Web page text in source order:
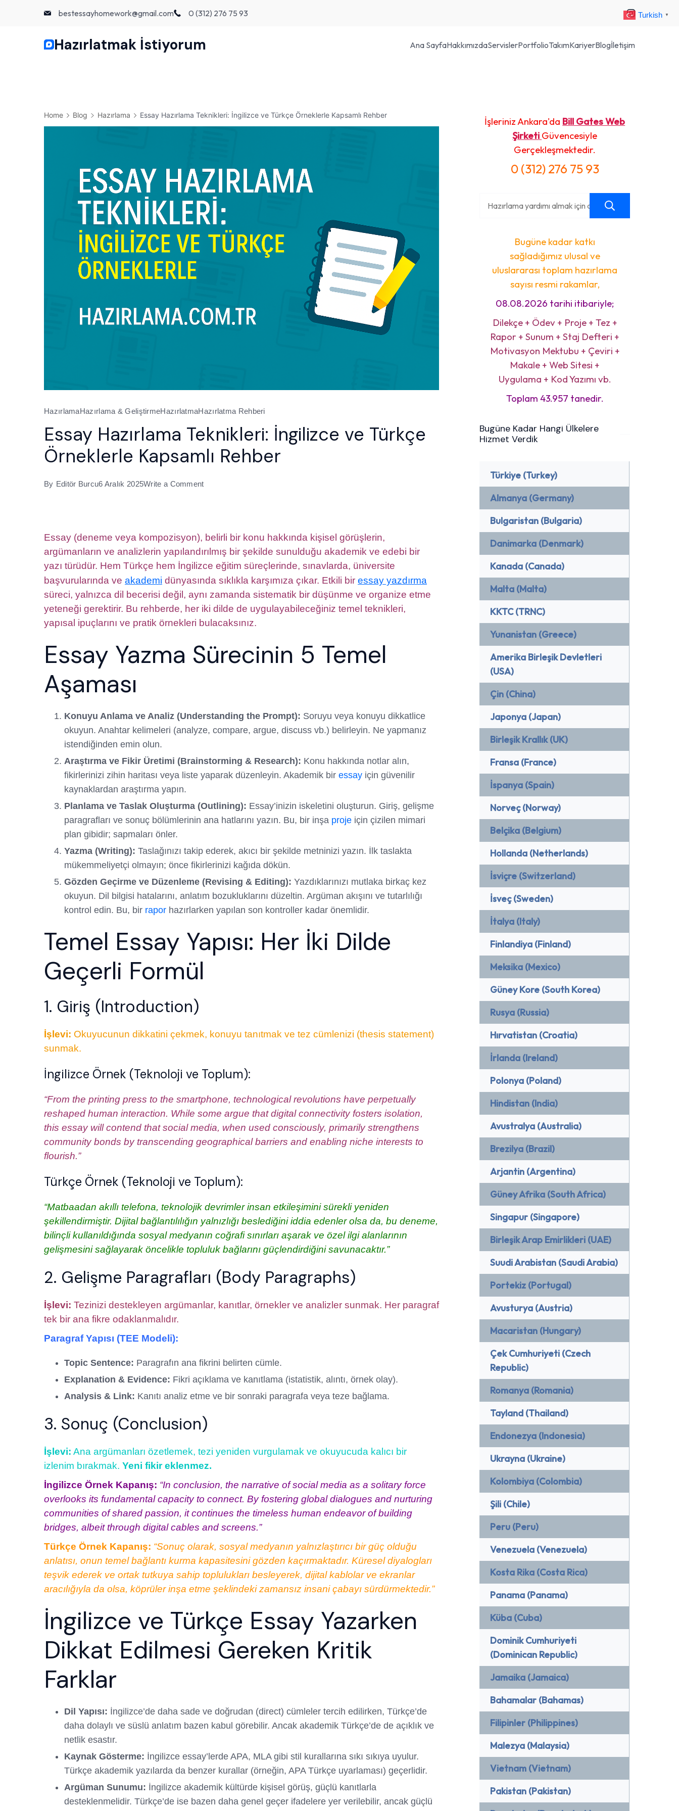
bestessayhomework@gmail.com 0 (312) 276 75 93
Hazırlatmak İstiyorum Ana SayfaHakkımızdaServislerPortfolioTakımKariyerBlogİletişim
Home Blog Hazırlama Essay Hazırlama Teknikleri: İngilizce ve Türkçe Örneklerle Kapsamlı Rehber
HazırlamaHazırlama & GeliştirmeHazırlatmaHazırlatma Rehberi
Essay Hazırlama Teknikleri: İngilizce ve Türkçe
Örneklerle Kapsamlı Rehber
By Editör Burcu6 Aralık 2025Write a Commenton
İngilizce
ve
Türkçe
Örneklerle
Kapsamlı
Rehber
Essay (deneme veya kompozisyon), belirli bir konu hakkında kişisel görüşlerin,
argümanların ve analizlerin yapılandırılmış bir şekilde sunulduğu akademik ve edebi bir
yazı türüdür. Hem Türkçe hem İngilizce eğitim süreçlerinde, sınavlarda, üniversite
başvurularında ve akademi dünyasında sıklıkla karşımıza çıkar. Etkili bir essay yazdırma
süreci, yalnızca dil becerisi değil, aynı zamanda sistematik bir düşünme ve organize etme
yeteneği gerektirir. Bu rehberde, her iki dilde de uygulayabileceğiniz temel teknikleri,
yapısal ipuçlarını ve pratik örnekleri bulacaksınız.
Essay Yazma Sürecinin 5 Temel
Aşaması
Konuyu Anlama ve Analiz (Understanding the Prompt): Soruyu veya konuyu dikkatlice
okuyun. Anahtar kelimeleri (analyze, compare, argue, discuss vb.) belirleyin. Ne yapmanız
istendiğinden emin olun.
Araştırma ve Fikir Üretimi (Brainstorming & Research): Konu hakkında notlar alın,
fikirlerinizi zihin haritası veya liste yaparak düzenleyin. Akademik bir essay için güvenilir
kaynaklardan araştırma yapın.
Planlama ve Taslak Oluşturma (Outlining): Essay’inizin iskeletini oluşturun. Giriş, gelişme
paragrafları ve sonuç bölümlerinin ana hatlarını yazın. Bu, bir inşa proje için çizilen mimari
plan gibidir; sapmaları önler.
Yazma (Writing): Taslağınızı takip ederek, akıcı bir şekilde metninizi yazın. İlk taslakta
mükemmeliyetçi olmayın; önce fikirlerinizi kağıda dökün.
Gözden Geçirme ve Düzenleme (Revising & Editing): Yazdıklarınızı mutlaka birkaç kez
okuyun. Dil bilgisi hatalarını, anlatım bozukluklarını düzeltin. Argüman akışını ve tutarlılığı
kontrol edin. Bu, bir rapor hazırlarken yapılan son kontroller kadar önemlidir.
Temel Essay Yapısı: Her İki Dilde
Geçerli Formül
1. Giriş (Introduction)
İşlevi: Okuyucunun dikkatini çekmek, konuyu tanıtmak ve tez cümlenizi (thesis statement)
sunmak.
İngilizce Örnek (Teknoloji ve Toplum):
“From the printing press to the smartphone, technological revolutions have perpetually
reshaped human interaction. While some argue that digital connectivity fosters isolation,
this essay will contend that social media, when used consciously, primarily strengthens
community bonds by transcending geographical barriers and enabling niche interests to
flourish.”
Türkçe Örnek (Teknoloji ve Toplum):
“Matbaadan akıllı telefona, teknolojik devrimler insan etkileşimini sürekli yeniden
şekillendirmiştir. Dijital bağlantılılığın yalnızlığı beslediğini iddia edenler olsa da, bu deneme,
bilinçli kullanıldığında sosyal medyanın coğrafi sınırları aşarak ve özel ilgi alanlarının
gelişmesini sağlayarak öncelikle topluluk bağlarını güçlendirdiğini savunacaktır.”
2. Gelişme Paragrafları (Body Paragraphs)
İşlevi: Tezinizi destekleyen argümanlar, kanıtlar, örnekler ve analizler sunmak. Her paragraf
tek bir ana fikre odaklanmalıdır.
Paragraf Yapısı (TEE Modeli):
Topic Sentence: Paragrafın ana fikrini belirten cümle.
Explanation & Evidence: Fikri açıklama ve kanıtlama (istatistik, alıntı, örnek olay).
Analysis & Link: Kanıtı analiz etme ve bir sonraki paragrafa veya teze bağlama.
3. Sonuç (Conclusion)
İşlevi: Ana argümanları özetlemek, tezi yeniden vurgulamak ve okuyucuda kalıcı bir
izlenim bırakmak. Yeni fikir eklenmez.
İngilizce Örnek Kapanış: “In conclusion, the narrative of social media as a solitary force
overlooks its fundamental capacity to connect. By fostering global dialogues and nurturing
communities of shared passion, it continues the timeless human endeavor of building
bridges, albeit through digital cables and screens.”
Türkçe Örnek Kapanış: “Sonuç olarak, sosyal medyanın yalnızlaştırıcı bir güç olduğu
anlatısı, onun temel bağlantı kurma kapasitesini gözden kaçırmaktadır. Küresel diyalogları
teşvik ederek ve ortak tutkuya sahip toplulukları besleyerek, dijital kablolar ve ekranlar
aracılığıyla da olsa, köprüler inşa etme şeklindeki zamansız insani çabayı sürdürmektedir.”
İngilizce ve Türkçe Essay Yazarken
Dikkat Edilmesi Gereken Kritik
Farklar
Dil Yapısı: İngilizce’de daha sade ve doğrudan (direct) cümleler tercih edilirken, Türkçe’de
daha dolaylı ve süslü anlatım bazen kabul görebilir. Ancak akademik Türkçe’de de açıklık ve
netlik esastır.
Kaynak Gösterme: İngilizce essay’lerde APA, MLA gibi stil kurallarına sıkı sıkıya uyulur.
Türkçe akademik yazılarda da benzer kurallar (örneğin, APA Türkçe uyarlaması) geçerlidir.
Argüman Sunumu: İngilizce akademik kültürde kişisel görüş, güçlü kanıtlarla
desteklenmelidir. Türkçe’de ise bazen daha genel geçer ifadelere yer verilebilir, ancak güçlü
İşleriniz Ankara'da Bill Gates Web
Şirketi Güvencesiyle
Gerçekleşmektedir.
0 (312) 276 75 93
Bugüne kadar katkı
sağladığımız ulusal ve
uluslararası toplam hazırlama
sayısı resmi rakamlar,
08.08.2026 tarihi itibariyle;
Dilekçe + Ödev + Proje + Tez +
Rapor + Sunum + Staj Defteri +
Motivasyon Mektubu + Çeviri +
Makale + Web Sitesi +
Uygulama + Kod Yazımı vb.
Toplam 43.957 tanedir.
Bugüne Kadar Hangi Ülkelere
Hizmet Verdik
Türkiye (Turkey)
Almanya (Germany)
Bulgaristan (Bulgaria)
Danimarka (Denmark)
Kanada (Canada)
Malta (Malta)
KKTC (TRNC)
Yunanistan (Greece)
Amerika Birleşik Devletleri
(USA)
Çin (China)
Japonya (Japan)
Birleşik Krallık (UK)
Fransa (France)
İspanya (Spain)
Norveç (Norway)
Belçika (Belgium)
Hollanda (Netherlands)
İsviçre (Switzerland)
İsveç (Sweden)
İtalya (Italy)
Finlandiya (Finland)
Meksika (Mexico)
Güney Kore (South Korea)
Rusya (Russia)
Hırvatistan (Croatia)
İrlanda (Ireland)
Polonya (Poland)
Hindistan (India)
Avustralya (Australia)
Brezilya (Brazil)
Arjantin (Argentina)
Güney Afrika (South Africa)
Singapur (Singapore)
Birleşik Arap Emirlikleri (UAE)
Suudi Arabistan (Saudi Arabia)
Portekiz (Portugal)
Avusturya (Austria)
Macaristan (Hungary)
Çek Cumhuriyeti (Czech
Republic)
Romanya (Romania)
Tayland (Thailand)
Endonezya (Indonesia)
Ukrayna (Ukraine)
Kolombiya (Colombia)
Şili (Chile)
Peru (Peru)
Venezuela (Venezuela)
Kosta Rika (Costa Rica)
Panama (Panama)
Küba (Cuba)
Dominik Cumhuriyeti
(Dominican Republic)
Jamaika (Jamaica)
Bahamalar (Bahamas)
Filipinler (Philippines)
Malezya (Malaysia)
Vietnam (Vietnam)
Pakistan (Pakistan)
Turkish ▼